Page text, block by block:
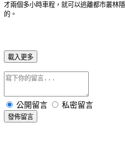
才兩個多小時車程，就可以逃離都市叢林
的。
載入更多
公開留言 私密留言
發佈留言